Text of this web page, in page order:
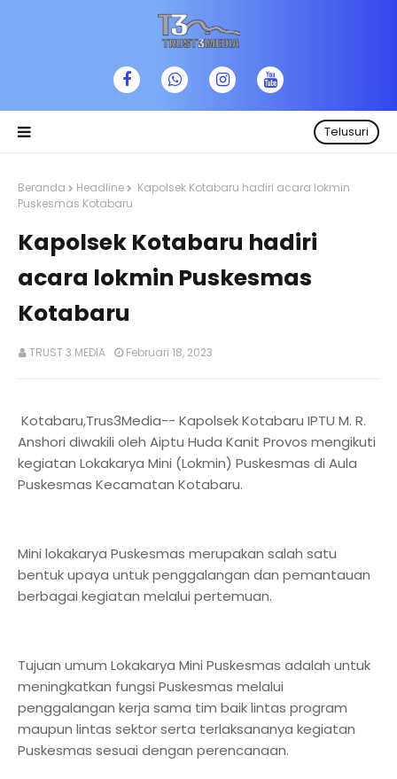
Telusuri
Beranda Headline
Kapolsek Kotabaru hadiri acara lokmin
Puskesmas Kotabaru
Kapolsek Kotabaru hadiri
acara lokmin Puskesmas
Kotabaru
TRUST 3 MEDIA Februari 18, 2023
Kotabaru,Trus3Media-- Kapolsek Kotabaru IPTU M. R.
Anshori diwakili oleh Aiptu Huda Kanit Provos mengikuti
kegiatan Lokakarya Mini (Lokmin) Puskesmas di Aula
Puskesmas Kecamatan Kotabaru.
Mini lokakarya Puskesmas merupakan salah satu
bentuk upaya untuk penggalangan dan pemantauan
berbagai kegiatan melalui pertemuan.
Tujuan umum Lokakarya Mini Puskesmas adalah untuk
meningkatkan fungsi Puskesmas melalui
penggalangan kerja sama tim baik lintas program
maupun lintas sektor serta terlaksananya kegiatan
Puskesmas sesuai dengan perencanaan.